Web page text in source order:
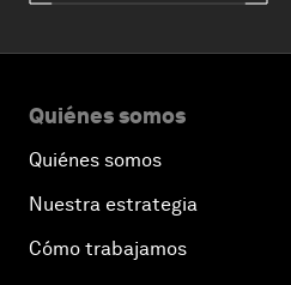
Quiénes somos
Quiénes somos
Nuestra estrategia
Cómo trabajamos